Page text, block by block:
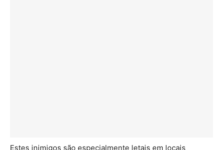
Estes inimigos são especialmente letais em locais